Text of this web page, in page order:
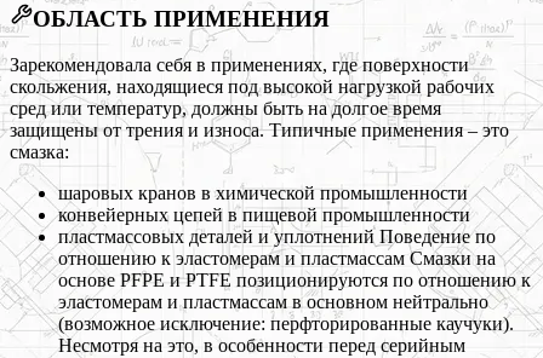
ОБЛАСТЬ ПРИМЕНЕНИЯ
Зарекомендовала себя в применениях, где поверхности
скольжения, находящиеся под высокой нагрузкой рабочих
сред или температур, должны быть на долгое время
защищены от трения и износа. Типичные применения – это
смазка:
шаровых кранов в химической промышленности
конвейерных цепей в пищевой промышленности
пластмассовых деталей и уплотнений Поведение по
отношению к эластомерам и пластмассам Смазки на
основе PFPE и PTFE позиционируются по отношению к
эластомерам и пластмассам в основном нейтрально
(возможное исключение: перфторированные каучуки).
Несмотря на это, в особенности перед серийным